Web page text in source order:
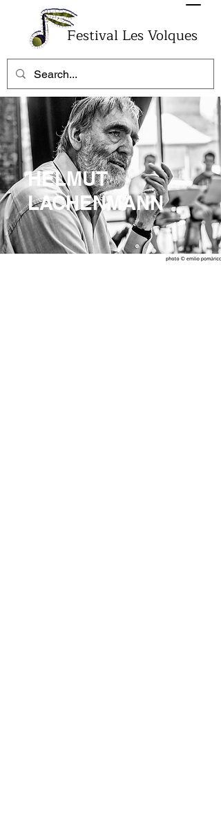
Festival Les Volques
HELMUT
LACHENMANN